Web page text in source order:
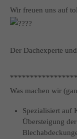
Wir freuen uns auf
Der Dachexperte
Was machen wir
Spezialisiert auf
Übersteigung